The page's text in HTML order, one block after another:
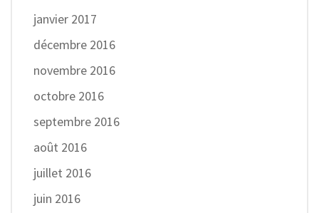
janvier 2017
décembre 2016
novembre 2016
octobre 2016
septembre 2016
août 2016
juillet 2016
juin 2016